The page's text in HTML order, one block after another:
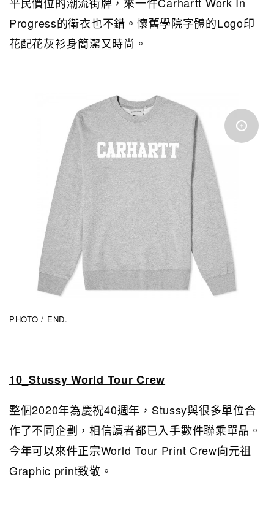
Progress的衛衣也不錯。懷舊學院字體的Logo印
花配花灰衫身簡潔又時尚。
PHOTO / END.
10_Stussy World Tour Crew
整個2020年為慶祝40週年，Stussy與很多單位合
作了不同企劃，相信讀者都已入手數件聯乘單品。
今年可以來件正宗World Tour Print Crew向元祖
Graphic print致敬。